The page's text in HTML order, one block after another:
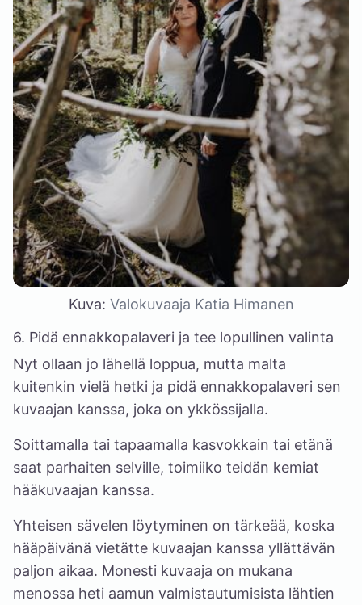
Kuva: Valokuvaaja Katia Himanen
6. Pidä ennakkopalaveri ja tee lopullinen valinta
Nyt ollaan jo lähellä loppua, mutta malta
kuitenkin vielä hetki ja pidä ennakkopalaveri sen
kuvaajan kanssa, joka on ykkössijalla.
Soittamalla tai tapaamalla kasvokkain tai etänä
saat parhaiten selville, toimiiko teidän kemiat
hääkuvaajan kanssa.
Yhteisen sävelen löytyminen on tärkeää, koska
hääpäivänä vietätte kuvaajan kanssa yllättävän
paljon aikaa. Monesti kuvaaja on mukana
menossa heti aamun valmistautumisista lähtien